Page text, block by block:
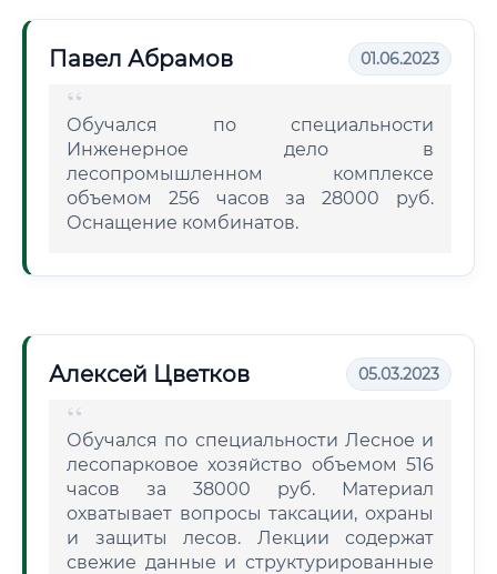
Павел Абрамов 01.06.2023
Обучался по специальности
Инженерное дело в
лесопромышленном комплексе
объемом 256 часов за 28000 руб.
Оснащение комбинатов.
Алексей Цветков 05.03.2023
Обучался по специальности Лесное и
лесопарковое хозяйство объемом 516
часов за 38000 руб. Материал
охватывает вопросы таксации, охраны
и защиты лесов. Лекции содержат
свежие данные и структурированные